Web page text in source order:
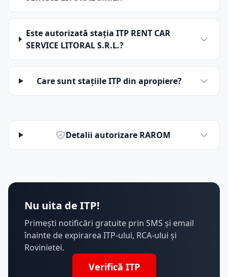
Este autorizată stația ITP RENT CAR
SERVICE LITORAL S.R.L.?
Care sunt stațiile ITP din apropiere?
Detalii autorizare RAROM
Nu uita de ITP!
Primești notificări gratuite prin SMS și email
înainte de expirarea ITP-ului, RCA-ului și
Rovinietei.
Verifică ITP